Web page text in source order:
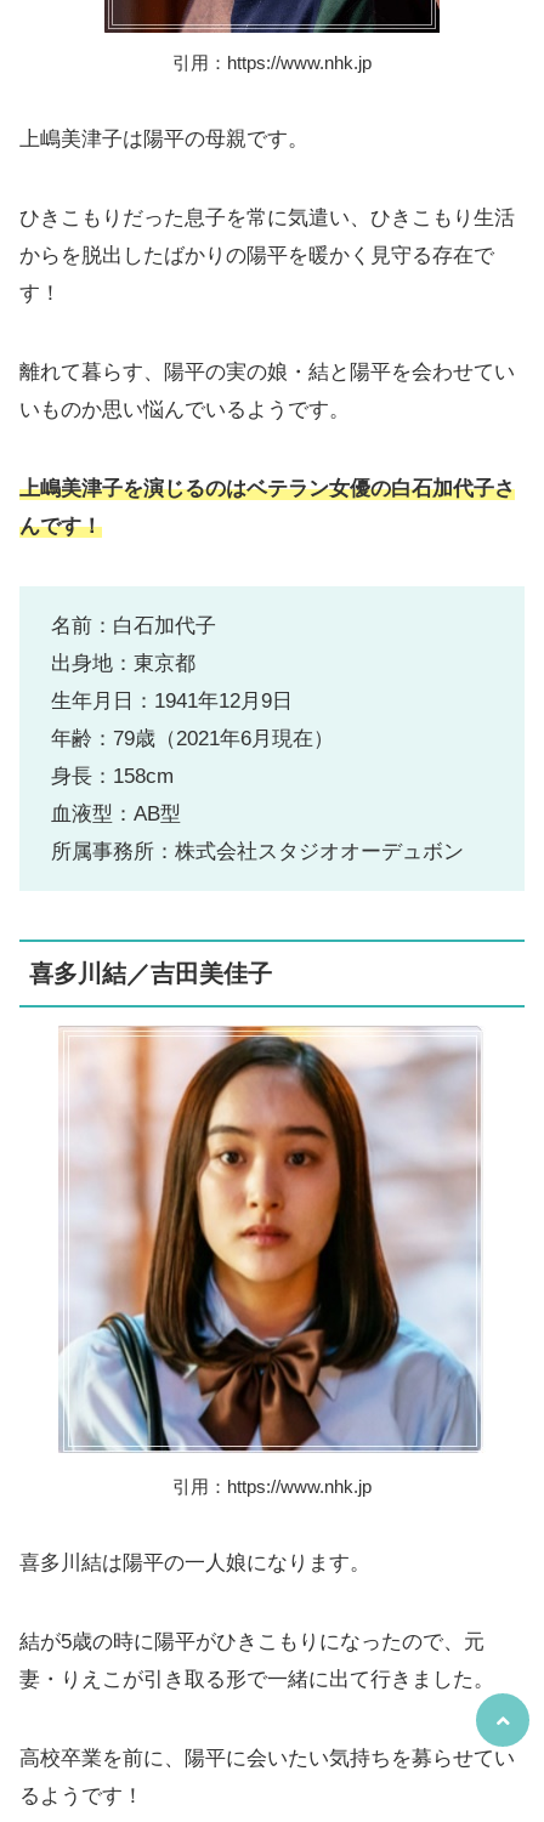
引用：https://www.nhk.jp
上嶋美津子は陽平の母親です。
ひきこもりだった息子を常に気遣い、ひきこもり生活
からを脱出したばかりの陽平を暖かく見守る存在で
す！
離れて暮らす、陽平の実の娘・結と陽平を会わせてい
いものか思い悩んでいるようです。
上嶋美津子を演じるのはベテラン女優の白石加代子さ
んです！
名前：白石加代子
出身地：東京都
生年月日：1941年12月9日
年齢：79歳（2021年6月現在）
身長：158cm
血液型：AB型
所属事務所：株式会社スタジオオーデュボン
喜多川結／吉田美佳子
引用：https://www.nhk.jp
喜多川結は陽平の一人娘になります。
結が5歳の時に陽平がひきこもりになったので、元
妻・りえこが引き取る形で一緒に出て行きました。
高校卒業を前に、陽平に会いたい気持ちを募らせてい
るようです！